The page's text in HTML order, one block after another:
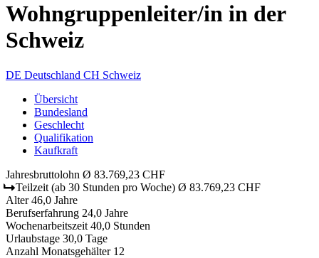
Wohngruppenleiter/in in der
Schweiz
DE Deutschland CH Schweiz
Übersicht
Bundesland
Geschlecht
Qualifikation
Kaufkraft
Jahresbruttolohn Ø 83.769,23 CHF
Teilzeit (ab 30 Stunden pro Woche) Ø 83.769,23 CHF
Alter 46,0 Jahre
Berufserfahrung 24,0 Jahre
Wochenarbeitszeit 40,0 Stunden
Urlaubstage 30,0 Tage
Anzahl Monatsgehälter 12